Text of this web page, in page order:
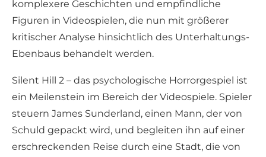
komplexere Geschichten und empfindliche
Figuren in Videospielen, die nun mit größerer
kritischer Analyse hinsichtlich des Unterhaltungs-
Ebenbaus behandelt werden.
Silent Hill 2 – das psychologische Horrorgespiel ist
ein Meilenstein im Bereich der Videospiele. Spieler
steuern James Sunderland, einen Mann, der von
Schuld gepackt wird, und begleiten ihn auf einer
erschreckenden Reise durch eine Stadt, die von